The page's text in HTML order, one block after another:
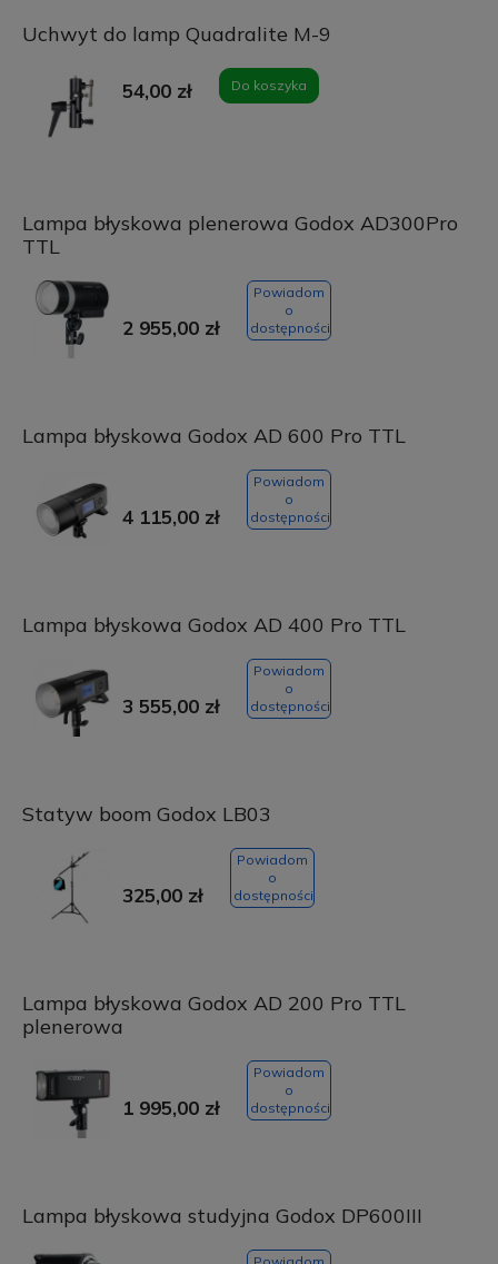
Uchwyt do lamp Quadralite M-9
54,00 zł Do koszyka
Lampa błyskowa plenerowa Godox AD300Pro
TTL
2 955,00 zł
Powiadom
o
dostępności
Lampa błyskowa Godox AD 600 Pro TTL
4 115,00 zł
Powiadom
o
dostępności
Lampa błyskowa Godox AD 400 Pro TTL
3 555,00 zł
Powiadom
o
dostępności
Statyw boom Godox LB03
325,00 zł
Powiadom
o
dostępności
Lampa błyskowa Godox AD 200 Pro TTL
plenerowa
1 995,00 zł
Powiadom
o
dostępności
Lampa błyskowa studyjna Godox DP600III